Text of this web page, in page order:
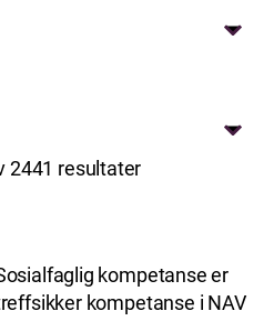
2441 resultater
kompetanse er
kompetanse i NAV